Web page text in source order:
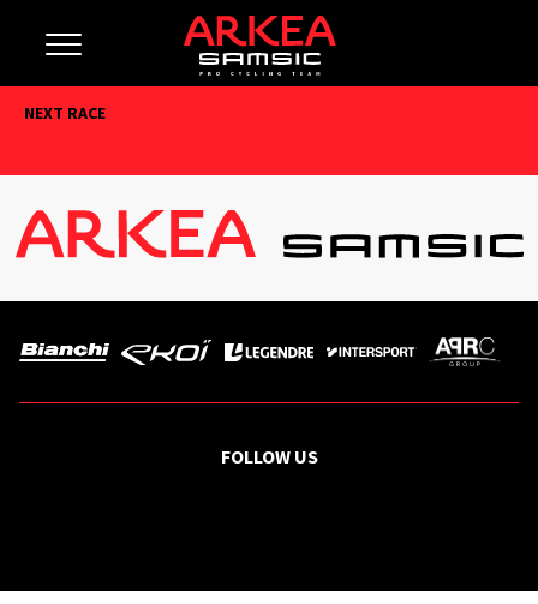
NEXT RACE
FOLLOW US